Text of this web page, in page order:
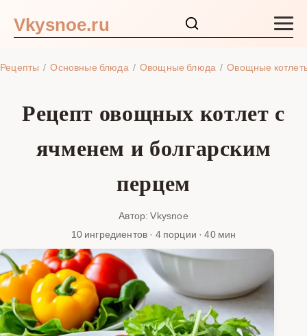
Vkysnoe.ru
Рецепты Основные блюда Овощные блюда Овощные
Рецепт овощных котлет с
ячменем и болгарским
перцем
Автор: Vkysnoe
10 ингредиентов · 4 порции · 40 мин